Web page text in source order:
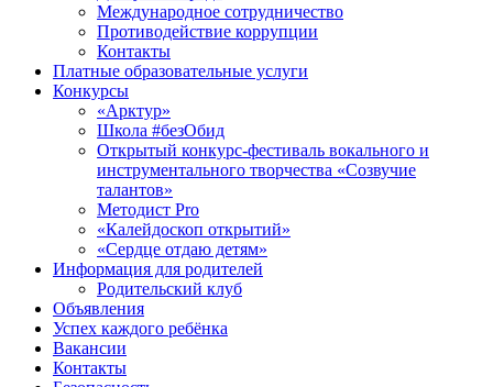
Международное сотрудничество
Противодействие коррупции
Контакты
Платные образовательные услуги
Конкурсы
«Арктур»
Школа #безОбид
Открытый конкурс-фестиваль вокального и
инструментального творчества «Созвучие
талантов»
Методист Pro
«Калейдоскоп открытий»
«Сердце отдаю детям»
Информация для родителей
Родительский клуб
Объявления
Успех каждого ребёнка
Вакансии
Контакты